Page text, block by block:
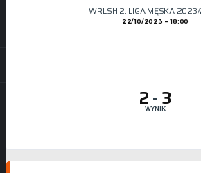
WRLSH 2. LIGA MĘSKA
22/10/2023 18:00
2-3
WYNIK